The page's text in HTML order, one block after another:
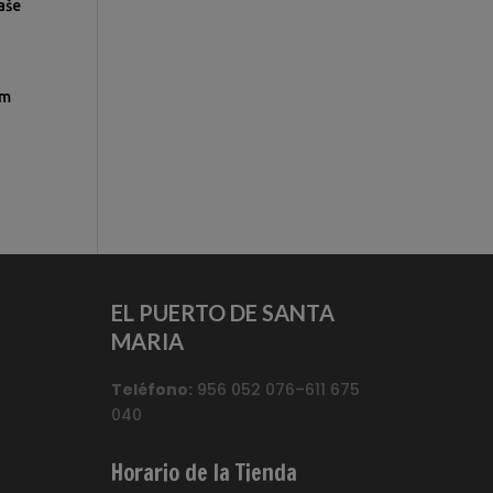
EL PUERTO DE SANTA
MARIA
Teléfono: 956 052 076–611 675
040
Horario de la Tienda